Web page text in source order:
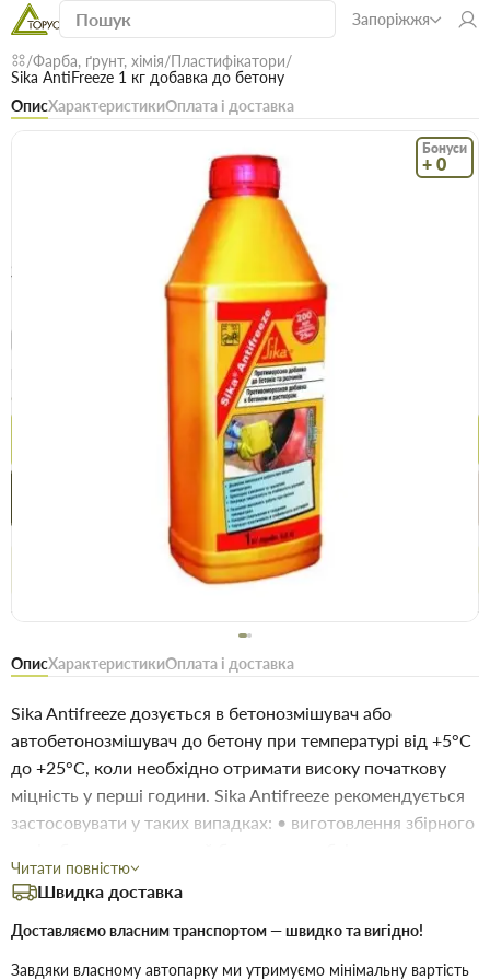
Запоріжжя
Фарба, ґрунт, хімія Пластифікатори
Sika AntiFreeze 1 кг добавка до бетону
ОписХарактеристикиОплата і доставка
Бонуси
+ 0
Sika AntiFreeze 1 кг добавка до бетону
Безкоштовна доставка! Від 15000 грн єВідновлення
85.5 грн
Купити
Акції
Безоплатне повернення товару 14 днів, для власників
дисконтів - 30 днів
ОписХарактеристикиОплата і доставка
Sika Antifreeze дозується в бетонозмішувач або
автобетонозмішувач до бетону при температурі від +5°С
до +25°С, коли необхідно отримати високу початкову
міцність у перші години. Sika Antifreeze рекомендується
застосовувати у таких випадках: • виготовлення збірного
високу розгаробкову міцність; • безперервне формування
(екструдер чи опалубка); • товарний бетон під час
формування методом ковзної опалубки; • бетон на
цементах із мінеральними добавками.
Читати повністю
Швидка доставка
Доставляємо власним транспортом — швидко та вигідно!
Завдяки власному автопарку ми утримуємо мінімальну вартість